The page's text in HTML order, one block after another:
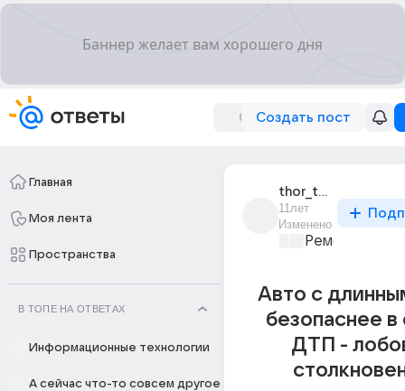
Создать пост
Главная
Моя лента
Пространства
В ТОПЕ НА ОТВЕТАХ
Информационные технологии
А сейчас что-то совсем другое
thor_thor_23
11лет
Изменено
Ремонт и
Авто с
безопаснее в
ДТП -